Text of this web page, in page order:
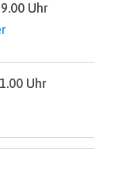
Uhr
Uhr